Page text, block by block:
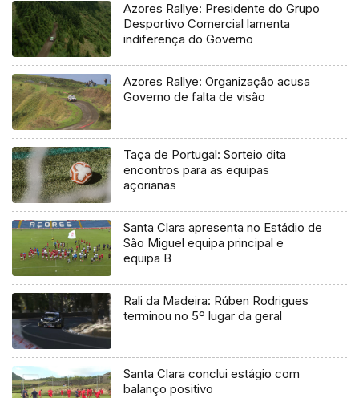
Azores Rallye: Presidente do Grupo
Desportivo Comercial lamenta
indiferença do Governo
Azores Rallye: Organização acusa
Governo de falta de visão
Taça de Portugal: Sorteio dita
encontros para as equipas
açorianas
Santa Clara apresenta no Estádio de
São Miguel equipa principal e
equipa B
Rali da Madeira: Rúben Rodrigues
terminou no 5º lugar da geral
Santa Clara conclui estágio com
balanço positivo